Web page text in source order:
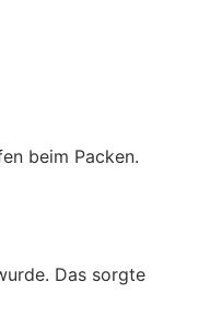
beim Packen.
Das sorgte